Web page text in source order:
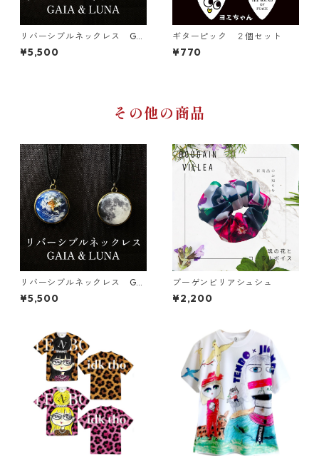
リバーシブルネックレス GAI
A & LUNA
¥5,500
ギターピック ２個セット
¥770
その他の商品
リバーシブルネックレス GAI
A & LUNA
¥5,500
ブーゲンビリアシュシュ
¥2,200